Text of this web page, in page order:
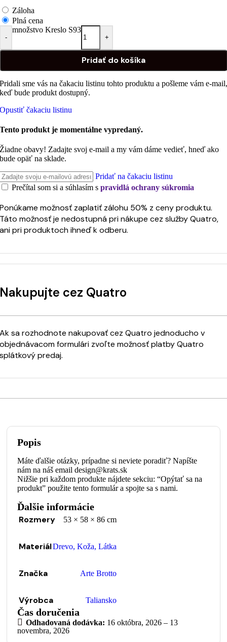
Záloha
Plná cena
-
množstvo Kreslo S93
+
Pridať do košíka
Pridali sme vás na čakaciu listinu tohto produktu a pošleme vám e-mail,
keď bude produkt dostupný.
Opustiť čakaciu listinu
Tento produkt je momentálne vypredaný.
Žiadne obavy! Zadajte svoj e-mail a my vám dáme vedieť, hneď ako
bude opäť na sklade.
Pridať na čakaciu listinu
Prečítal som si a súhlasím s pravidlá ochrany súkromia
Ponúkame možnosť zaplatiť zálohu 50% z ceny produktu.
Táto možnosť je nedostupná pri nákupe cez služby Quatro,
ani pri produktoch ihneď k odberu.
Nakupujte cez Quatro
Ak sa rozhodnote nakupovať cez Quatro jednoducho v
objednávacom formulári zvoľte možnosť platby Quatro
splátkový predaj.
Popis
Máte ďalšie otázky, prípadne si neviete poradiť? Napíšte
nám na náš email design@krats.sk
Nižšie pri každom produkte nájdete sekciu: “Opýtať sa na
produkt” použite tento formulár a spojte sa s nami.
Ďalšie informácie
Rozmery 53 × 58 × 86 cm
MateriálDrevo, Koža, Látka
Značka Arte Brotto
Výrobca Taliansko
Čas doručenia
Odhadovaná dodávka: 16 októbra, 2026 – 13
novembra, 2026